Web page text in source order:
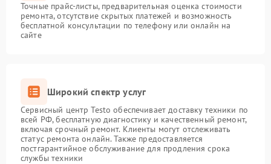
Точные прайс-листы, предварительная оценка стоимости
ремонта, отсутствие скрытых платежей и возможность
бесплатной консультации по телефону или онлайн на
сайте
Широкий спектр услуг
Сервисный центр Testo обеспечивает доставку техники по
всей РФ, бесплатную диагностику и качественный ремонт,
включая срочный ремонт. Клиенты могут отслеживать
статус ремонта онлайн. Также предоставляется
постгарантийное обслуживание для продления срока
службы техники